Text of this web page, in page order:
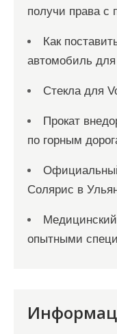
получи права с
Как
автомобиль
Стекла для
Прокат
по горным
Солярис в
опытными